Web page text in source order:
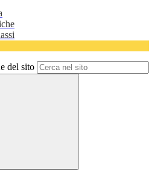
del sito